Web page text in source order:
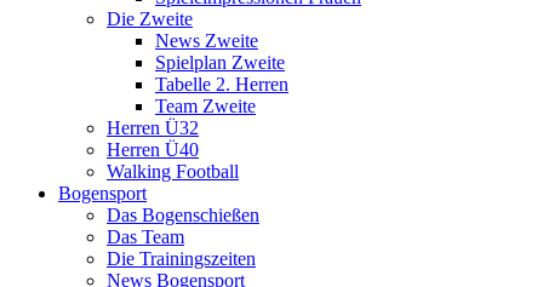
Die Zweite
News Zweite
Spielplan Zweite
Tabelle 2. Herren
Team Zweite
Herren Ü32
Herren Ü40
Walking Football
Bogensport
Das Bogenschießen
Das Team
Die Trainingszeiten
News Bogensport